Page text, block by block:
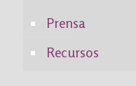
Prensa
Recursos